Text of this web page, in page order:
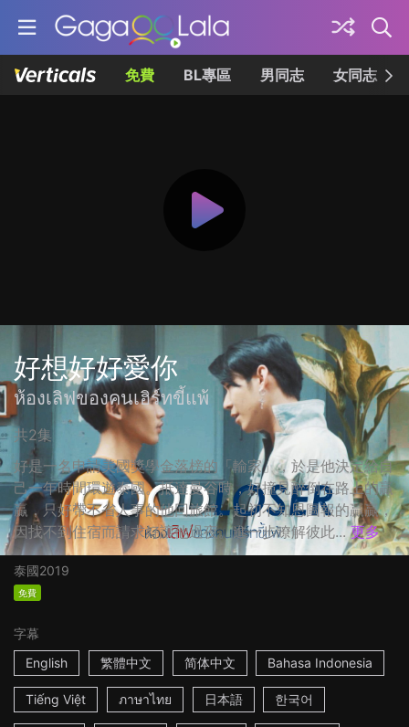
免費 BL專區 男同志 女同志
好想好好愛你
ห้องเลิฟของคนเฮิร์ทขี้แพ้
共2集
好是一名申請美國獎學金落榜的「輸家」，於是他決定給自
己一年時間環遊泰國。抵達曼谷時，好撞見醉倒在路上的贏
贏，只好帶不省人事的他回旅館。起初不知恩圖報的贏贏，
因找不到住宿而請求好讓他過夜。進一步瞭解彼此... 更多
泰國2019
免費
字幕
English
繁體中文 简体中文 Bahasa Indonesia
Tiếng Việt ภาษาไทย 日本語 한국어